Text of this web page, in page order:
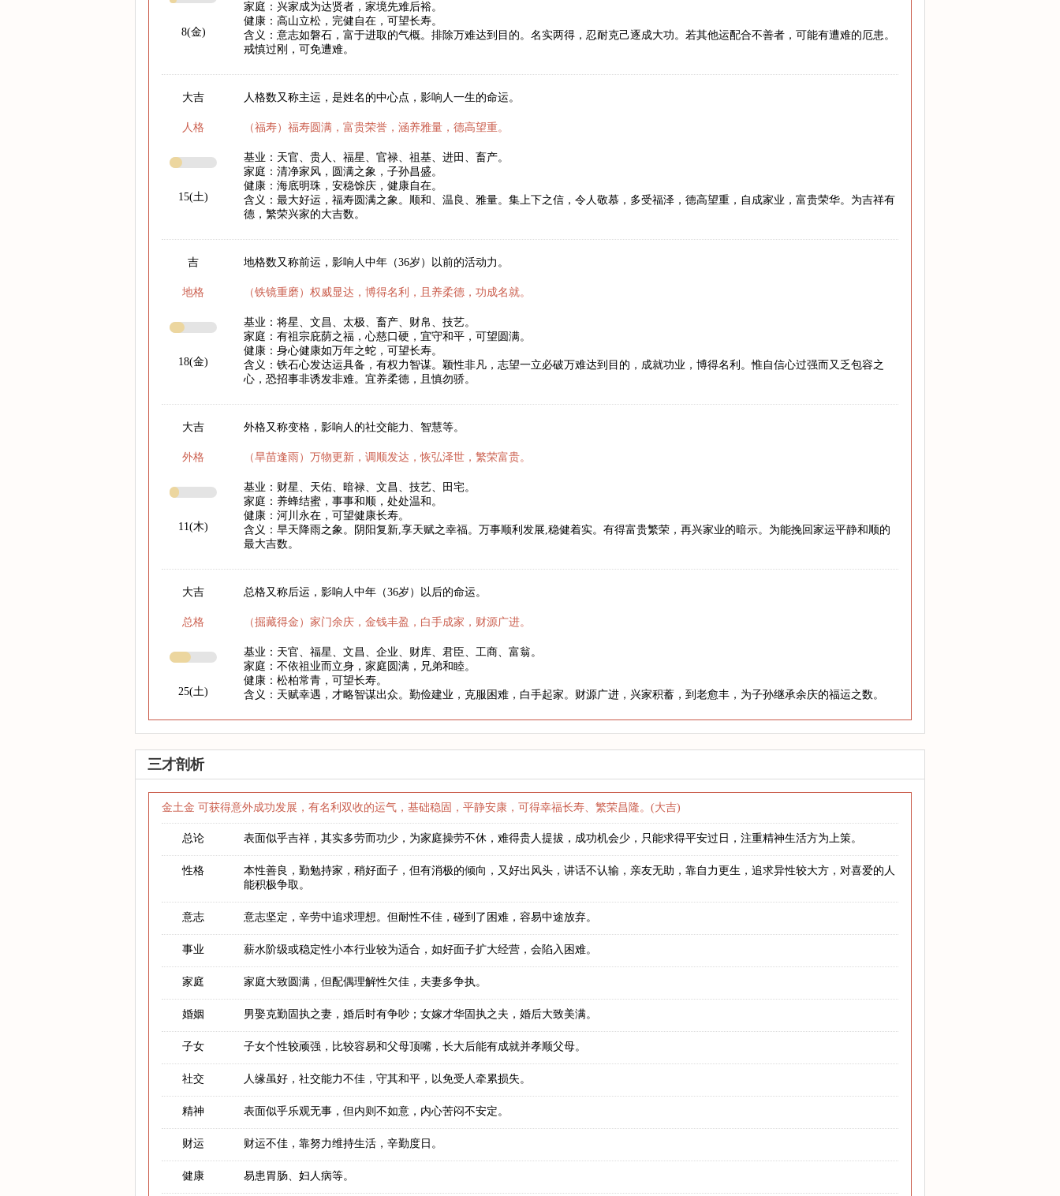
8(金)
家庭：兴家成为达贤者，家境先难后裕。
健康：高山立松，完健自在，可望长寿。
含义：意志如磐石，富于进取的气概。排除万难达到目的。名实两得，忍耐克己逐成大功。若其他运配合不善者，可能有遭难的厄患。
戒慎过刚，可免遭难。
大吉
人格
15(土)
人格数又称主运，是姓名的中心点，影响人一生的命运。
（福寿）福寿圆满，富贵荣誉，涵养雅量，德高望重。
基业：天官、贵人、福星、官禄、祖基、进田、畜产。
家庭：清净家风，圆满之象，子孙昌盛。
健康：海底明珠，安稳馀庆，健康自在。
含义：最大好运，福寿圆满之象。顺和、温良、雅量。集上下之信，令人敬慕，多受福泽，德高望重，自成家业，富贵荣华。为吉祥有
德，繁荣兴家的大吉数。
吉
地格
18(金)
地格数又称前运，影响人中年（36岁）以前的活动力。
（铁镜重磨）权威显达，博得名利，且养柔德，功成名就。
基业：将星、文昌、太极、畜产、财帛、技艺。
家庭：有祖宗庇荫之福，心慈口硬，宜守和平，可望圆满。
健康：身心健康如万年之蛇，可望长寿。
含义：铁石心发达运具备，有权力智谋。颖性非凡，志望一立必破万难达到目的，成就功业，博得名利。惟自信心过强而又乏包容之
心，恐招事非诱发非难。宜养柔德，且慎勿骄。
大吉
外格
11(木)
外格又称变格，影响人的社交能力、智慧等。
（旱苗逢雨）万物更新，调顺发达，恢弘泽世，繁荣富贵。
基业：财星、天佑、暗禄、文昌、技艺、田宅。
家庭：养蜂结蜜，事事和顺，处处温和。
健康：河川永在，可望健康长寿。
含义：旱天降雨之象。阴阳复新,享天赋之幸福。万事顺利发展,稳健着实。有得富贵繁荣，再兴家业的暗示。为能挽回家运平静和顺的
最大吉数。
大吉
总格
25(土)
总格又称后运，影响人中年（36岁）以后的命运。
（掘藏得金）家门余庆，金钱丰盈，白手成家，财源广进。
基业：天官、福星、文昌、企业、财库、君臣、工商、富翁。
家庭：不依祖业而立身，家庭圆满，兄弟和睦。
健康：松柏常青，可望长寿。
含义：天赋幸遇，才略智谋出众。勤俭建业，克服困难，白手起家。财源广进，兴家积蓄，到老愈丰，为子孙继承余庆的福运之数。
三才剖析
金土金 可获得意外成功发展，有名利双收的运气，基础稳固，平静安康，可得幸福长寿、繁荣昌隆。(大吉)
总论 表面似乎吉祥，其实多劳而功少，为家庭操劳不休，难得贵人提拔，成功机会少，只能求得平安过日，注重精神生活方为上策。
性格
本性善良，勤勉持家，稍好面子，但有消极的倾向，又好出风头，讲话不认输，亲友无助，靠自力更生，追求异性较大方，对喜爱的人
能积极争取。
意志 意志坚定，辛劳中追求理想。但耐性不佳，碰到了困难，容易中途放弃。
事业 薪水阶级或稳定性小本行业较为适合，如好面子扩大经营，会陷入困难。
家庭 家庭大致圆满，但配偶理解性欠佳，夫妻多争执。
婚姻 男娶克勤固执之妻，婚后时有争吵；女嫁才华固执之夫，婚后大致美满。
子女 子女个性较顽强，比较容易和父母顶嘴，长大后能有成就并孝顺父母。
社交 人缘虽好，社交能力不佳，守其和平，以免受人牵累损失。
精神 表面似乎乐观无事，但内则不如意，内心苦闷不安定。
财运 财运不佳，靠努力维持生活，辛勤度日。
健康 易患胃肠、妇人病等。